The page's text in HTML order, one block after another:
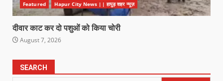
Featured Hapur City News || हापुड़ शहर न्यूज़
दीवार काट कर दो पशुओं को किया चोरी
August 7, 2026
SEARCH